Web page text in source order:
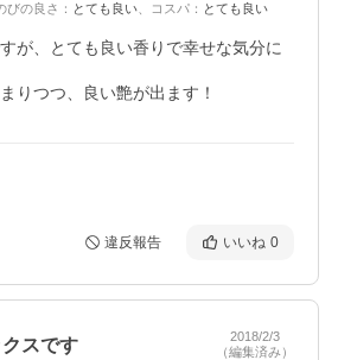
びの良さ ： とても良い コスパ ： とても良い
が、とても良い香りで幸せな気分に
りつつ、良い艶が出ます！
違反報告 いいね 0
スです
2018/2/3
（編集済み）